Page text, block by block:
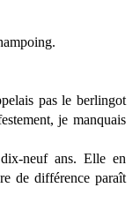
pas le berlingot
je manquais
dix-neuf ans. Elle en
de différence paraît